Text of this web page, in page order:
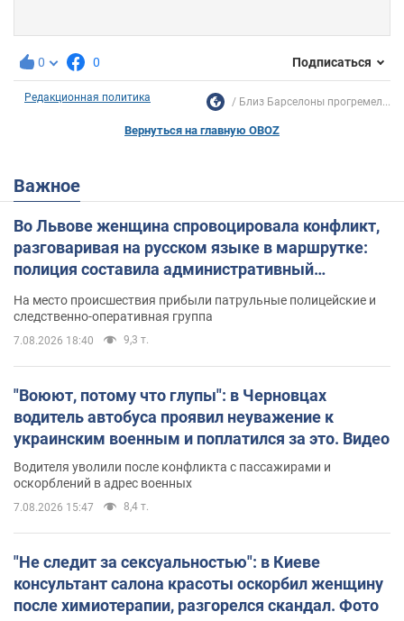
0 0 Подписаться
Редакционная политика Близ Барселоны прогремел...
Вернуться на главную OBOZ
Важное
Во Львове женщина спровоцировала конфликт,
разговаривая на русском языке в маршрутке:
полиция составила административный
На место происшествия прибыли патрульные полицейские и
следственно-оперативная группа
7.08.2026 18:40 9,3 т.
"Воюют, потому что глупы": в Черновцах
водитель автобуса проявил неуважение к
украинским военным и поплатился за это. Видео
Водителя уволили после конфликта с пассажирами и
оскорблений в адрес военных
7.08.2026 15:47 8,4 т.
"Не следит за сексуальностью": в Киеве
консультант салона красоты оскорбил женщину
после химиотерапии, разгорелся скандал. Фото